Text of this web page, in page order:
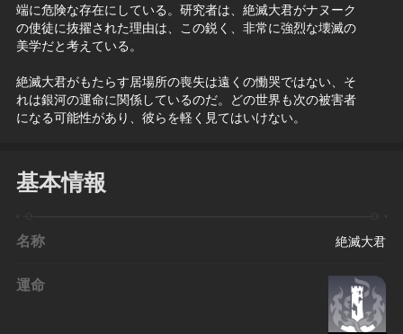
端に危険な存在にしている。研究者は、絶滅大君がナヌーク
の使徒に抜擢された理由は、この鋭く、非常に強烈な壊滅の
美学だと考えている。
絶滅大君がもたらす居場所の喪失は遠くの慟哭ではない、そ
れは銀河の運命に関係しているのだ。どの世界も次の被害者
になる可能性があり、彼らを軽く見てはいけない。
基本情報
名称 絶滅大君
運命